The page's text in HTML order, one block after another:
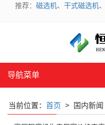
推荐： 磁选机、 干式磁选机、
导航菜单
当前位置： 首页 > 国内新闻